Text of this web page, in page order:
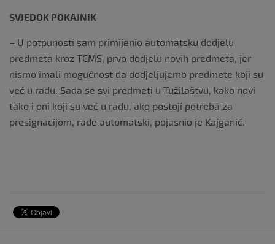
SVJEDOK POKAJNIK
– U potpunosti sam primijenio automatsku dodjelu
predmeta kroz TCMS, prvo dodjelu novih predmeta, jer
nismo imali mogućnost da dodjeljujemo predmete koji su
već u radu. Sada se svi predmeti u Tužilaštvu, kako novi
tako i oni koji su već u radu, ako postoji potreba za
presignacijom, rade automatski, pojasnio je Kajganić.